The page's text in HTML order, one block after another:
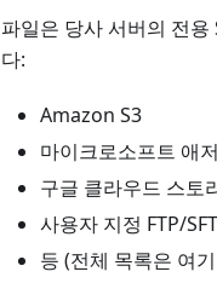
파일은 당사 서버의 전
다:
Amazon S3
마이크로소프트 애
구글 클라우드 스토
사용자 지정 FTP/
등 (전체 목록은 여기